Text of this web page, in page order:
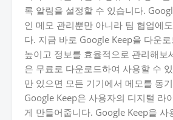
록 알림을 설정할 수 있습니다.
인 메모 관리뿐만 아니라 팀 협업에
다. 지금 바로 Google Keep을 다운
높이고 정보를 효율적으로 관리해보
은 무료로 다운로드하여 사용할 수
만 있으면 모든 기기에서 메모를 동
Google Keep은 사용자의 디지털 라
게 만들어줍니다. Google Keep을 사